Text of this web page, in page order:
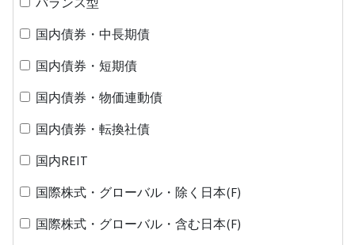
国内債券・中長期債
国内債券・短期債
国内債券・物価連動債
国内債券・転換社債
国内REIT
国際株式・グローバル・除く日本(F)
国際株式・グローバル・含む日本(F)